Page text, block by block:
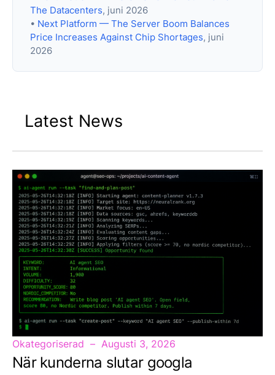
The Datacenters, juni 2026
• Next Platform — The Server Boom Balances
Price Increases Against Chip Shortages, juni
2026
Latest News
Okategoriserad Augusti 3, 2026
När kunderna slutar googla